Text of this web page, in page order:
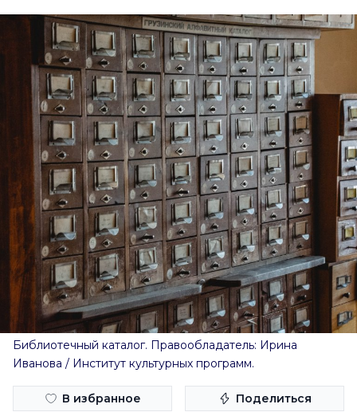
Библиотечный каталог. Правообладатель: Ирина
Иванова / Институт культурных программ.
В избранное Поделиться